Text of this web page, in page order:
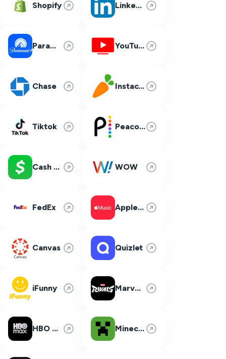
Shopify LinkedIn
Paramount Plus YouTube TV
Chase Instacart
Tiktok Peacock
Cash App WOW
FedEx Apple Music
Canvas Quizlet
iFunny Marvel Rivals
HBO Max Minecraft